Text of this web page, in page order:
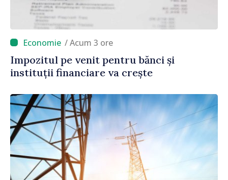
/ Acum 3 ore
Impozitul pe venit pentru bănci și
instituții financiare va crește